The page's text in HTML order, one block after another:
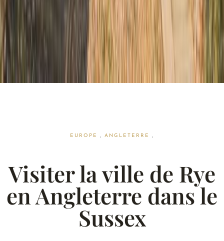
EUROPE , ANGLETERRE ,
Visiter la ville de Rye
en Angleterre dans le
Sussex